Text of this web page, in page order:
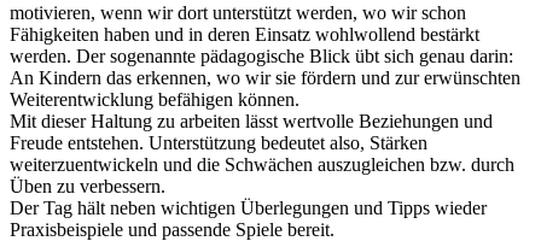
motivieren, wenn wir dort unterstützt werden, wo wir schon
Fähigkeiten haben und in deren Einsatz wohlwollend bestärkt
werden. Der sogenannte pädagogische Blick übt sich genau darin:
An Kindern das erkennen, wo wir sie fördern und zur erwünschten
Weiterentwicklung befähigen können.
Mit dieser Haltung zu arbeiten lässt wertvolle Beziehungen und
Freude entstehen. Unterstützung bedeutet also, Stärken
weiterzuentwickeln und die Schwächen auszugleichen bzw. durch
Üben zu verbessern.
Der Tag hält neben wichtigen Überlegungen und Tipps wieder
Praxisbeispiele und passende Spiele bereit.